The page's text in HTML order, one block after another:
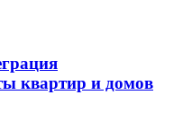
квартир и домов